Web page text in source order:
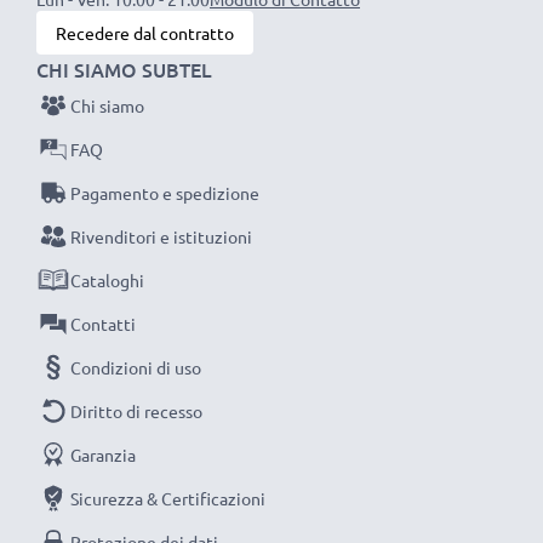
possa fare, efficientando e riducendo l’impatto
ambientale e gli scarti superflui.
Scegli CELLONIC, scegli la lunga durata e l'efficienza,
non fare compromessi sulla qualità: ordina ora!
Recedere dal contratto
CHI SIAMO SUBTEL
Chi siamo
FAQ
Pagamento e spedizione
Rivenditori e istituzioni
Cataloghi
Contatti
Condizioni di uso
Diritto di recesso
Garanzia
Sicurezza & Certificazioni